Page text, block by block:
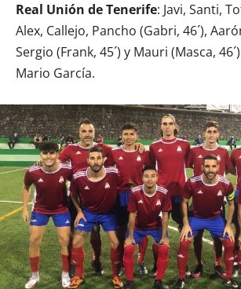
Real Unión de Tenerife: Javi, Santi,
Alex, Callejo, Pancho (Gabri, 46´),
Sergio (Frank, 45´) y Mauri (Masca,
Mario García.